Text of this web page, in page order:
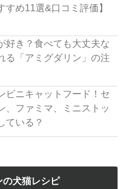
すめ11選&口コミ評価】
好き？食べても大丈夫な
る「アミグダリン」の注
ビニキャットフード！セ
、ファミマ、ミニストッ
ている？
犬猫レシピ